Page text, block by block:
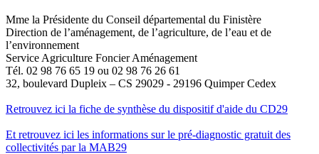
Mme la Présidente du Conseil départemental du Finistère
Direction de l’aménagement, de l’agriculture, de l’eau et de
l’environnement
Service Agriculture Foncier Aménagement
Tél. 02 98 76 65 19 ou 02 98 76 26 61
32, boulevard Dupleix – CS 29029 - 29196 Quimper Cedex
Retrouvez ici la fiche de synthèse du dispositif d'aide du CD29
Et retrouvez ici les informations sur le pré-diagnostic gratuit des
collectivités par la MAB29